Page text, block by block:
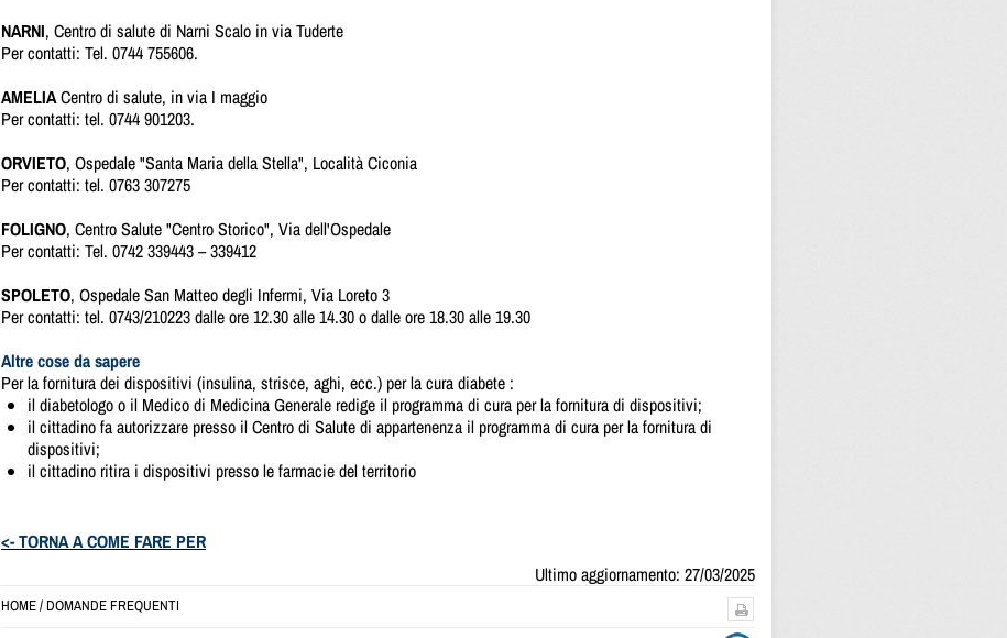
NARNI, Centro di salute di Narni Scalo in via Tuderte
Per contatti: Tel. 0744 755606.
AMELIACentro di salute, in via I maggio
Per contatti: tel. 0744 901203.
ORVIETO, Ospedale "Santa Maria della Stella", Località Ciconia
Per contatti: tel. 0763 307275
FOLIGNO, Centro Salute "Centro Storico", Via dell'Ospedale
Per contatti: Tel. 0742 339443 – 339412
SPOLETO, Ospedale San Matteo degli Infermi, Via Loreto 3
Per contatti: tel. 0743/210223 dalle ore 12.30 alle 14.30 o dalle ore 18.30 alle 19.30
Altre cose da sapere
Per la fornitura dei dispositivi (insulina, strisce, aghi, ecc.) per la cura diabete :
il diabetologo o il Medico di Medicina Generale redige il programma di cura per la fornitura di dispositivi;
il cittadino fa autorizzare presso il Centro di Salute di appartenenza il programma di cura per la fornitura di
dispositivi;
il cittadino ritira i dispositivi presso le farmacie del territorio
<- TORNA A COME FARE PER
Ultimo aggiornamento: 27/03/2025
HOME/DOMANDE FREQUENTI